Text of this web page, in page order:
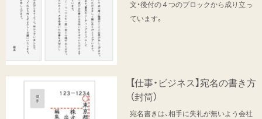
文・後付の４つのブロックから成り立っ
ています。
【仕事・ビジネス】宛名の書き方
（封筒）
宛名書きは、相手に失礼が無いよう会社